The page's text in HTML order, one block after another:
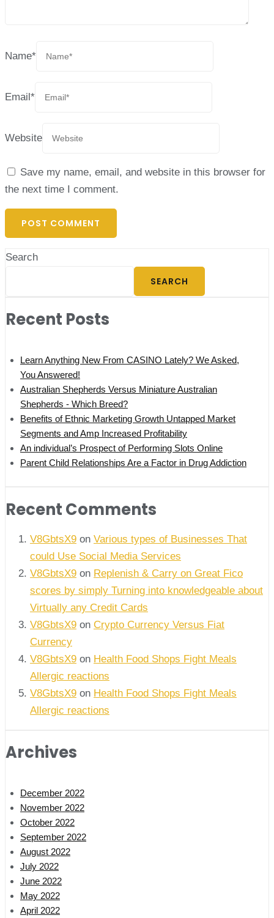
Name*
Email*
Website
Save my name, email, and website in this browser for
the next time I comment.
Search
SEARCH
Recent Posts
Learn Anything New From CASINO Lately? We Asked,
You Answered!
Australian Shepherds Versus Miniature Australian
Shepherds - Which Breed?
Benefits of Ethnic Marketing Growth Untapped Market
Segments and Amp Increased Profitability
An individual’s Prospect of Performing Slots Online
Parent Child Relationships Are a Factor in Drug Addiction
Recent Comments
V8GbtsX9 on Various types of Businesses That
could Use Social Media Services
V8GbtsX9 on Replenish & Carry on Great Fico
scores by simply Turning into knowledgeable about
Virtually any Credit Cards
V8GbtsX9 on Crypto Currency Versus Fiat
Currency
V8GbtsX9 on Health Food Shops Fight Meals
Allergic reactions
V8GbtsX9 on Health Food Shops Fight Meals
Allergic reactions
Archives
December 2022
November 2022
October 2022
September 2022
August 2022
July 2022
June 2022
May 2022
April 2022